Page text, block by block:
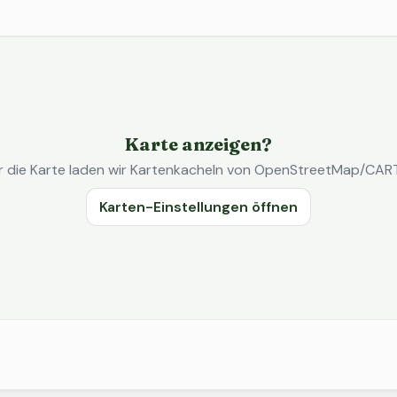
Karte anzeigen?
die Karte laden wir Kartenkacheln von OpenStreetMap/
Karten-Einstellungen öffnen